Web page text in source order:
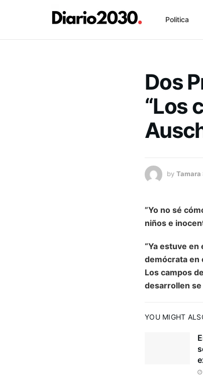
Politica
Dos
“Los
by Tamara
”Yo no sé
niños e
“Ya estuve
demócrata en
Los campos
desarrollen
YOU MIGHT